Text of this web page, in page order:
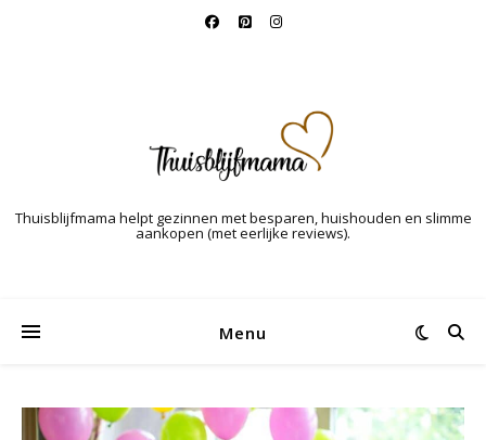
Thuisblijfmama helpt gezinnen met besparen, huishouden en slimme
aankopen (met eerlijke reviews).
Menu